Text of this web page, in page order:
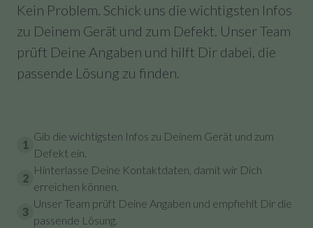
Kein Problem. Schick uns die wichtigsten Infos
zu Deinem Gerät und zum Defekt. Unser Team
prüft Deine Angaben und hilft Dir dabei, die
passende Lösung zu finden.
1
Gib die wichtigsten Infos zu Deinem Gerät und zum
Defekt ein.
2
Hinterlasse Deine Kontaktdaten, damit wir Dich
erreichen können.
3
Unser Team prüft Deine Angaben und empfiehlt Dir die
passende Lösung.